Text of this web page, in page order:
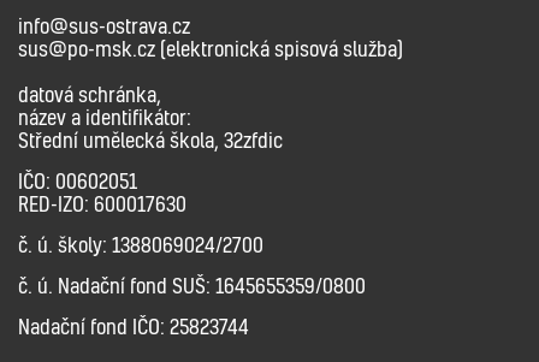
info@sus-ostrava.cz
sus@po-msk.cz (elektronická spisová služba)
datová schránka,
název a identifikátor:
Střední umělecká škola, 32zfdic
IČO: 00602051
RED-IZO: 600017630
č. ú. školy: 1388069024/2700
č. ú. Nadační fond SUŠ: 1645655359/0800
Nadační fond IČO: 25823744